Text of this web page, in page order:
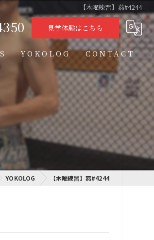
【木曜練習】燕#4244
見学体験はこちら
YOKOLOG CONTACT
YOKOLOG 【木曜練習】燕#4244